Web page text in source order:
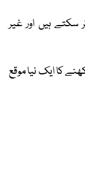
سکتے ہیں اور غیر
کا ایک نیا موقع